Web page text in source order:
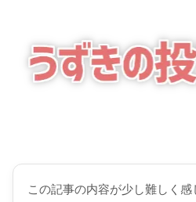
この記事の内容が少し難しく